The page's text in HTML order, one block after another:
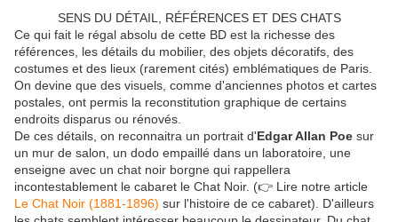
SENS DU DÉTAIL, RÉFÉRENCES ET DES CHATS
Ce qui fait le régal absolu de cette BD est la richesse des
références, les détails du mobilier, des objets décoratifs, des
costumes et des lieux (rarement cités) emblématiques de Paris.
On devine que des visuels, comme d'anciennes photos et cartes
postales, ont permis la reconstitution graphique de certains
endroits disparus ou rénovés.
De ces détails, on reconnaitra un portrait d'Edgar Allan Poe sur
un mur de salon, un dodo empaillé dans un laboratoire, une
enseigne avec un chat noir borgne qui rappellera
incontestablement le cabaret le Chat Noir. (👉 Lire notre article
Le Chat Noir (1881-1896) sur l'histoire de ce cabaret). D'ailleurs